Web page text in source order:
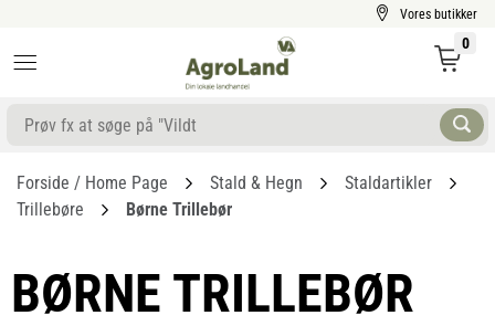
Vores butikker
0
Forside / Home Page Stald & Hegn
Staldartikler
Trillebøre
Børne Trillebør
BØRNE TRILLEBØR